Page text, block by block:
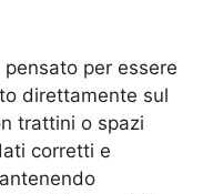
per essere
direttamente sul
trattini o spazi
corretti e